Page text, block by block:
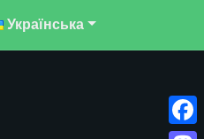
Українська